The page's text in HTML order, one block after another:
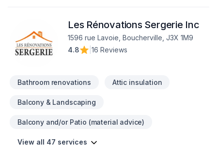
Les Rénovations Sergerie Inc
1596 rue Lavoie, Boucherville, J3X 1M9
4.8
16 Reviews
Bathroom renovations Attic insulation
Balcony & Landscaping
Balcony and/or Patio (material advice)
View all 47 services